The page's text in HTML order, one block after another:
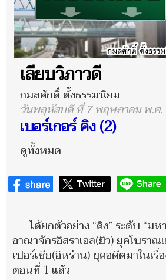
เลียบวิภาวดี
กมลศักดิ์ ตั้งธรรมนิยม
วันพฤหัสบดี ที่ 7 พฤษภาคม พ.ศ.
เบอร์เกอร์ คิง (2)
ดูทั้งหมด
ได้ยกตัวอย่าง “คิง” ระดับ “มห
อาณาจักรอิสราเอล(ยิว) ยุคโบรา
เปอร์เซีย(อิหร่าน) ยุคอดีตมาในเรื่
ตอนที่ 1 แล้ว